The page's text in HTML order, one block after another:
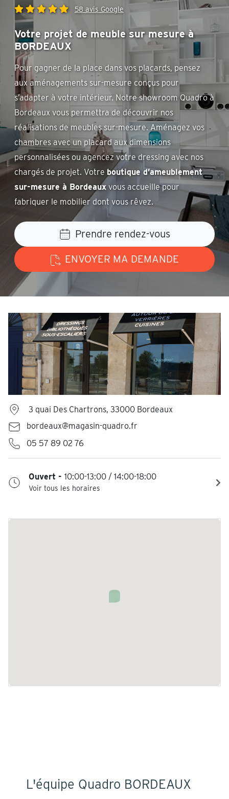
58 avis Google
Votre projet de meuble sur mesure à
BORDEAUX
Pour gagner de la place dans vos placards, pensez
aux aménagements sur-mesure conçus pour
s’adapter à votre intérieur. Notre showroom Quadro à
Bordeaux vous permettra de découvrir nos
réalisations de meubles sur-mesure. Aménagez vos
chambres avec un placard aux dimensions
personnalisées ou agencez votre dressing avec nos
chargés de projet. Votre boutique d’ameublement
sur-mesure à Bordeauxvous accueille pour
fabriquer le mobilier dont vous rêvez.
Prendre rendez-vous
ENVOYER MA DEMANDE
3 quai Des Chartrons, 33000 Bordeaux
bordeaux@magasin-quadro.fr
05 57 89 02 76
Ouvert - 10:00-13:00 / 14:00-18:00
Voir tous les horaires
L'équipe Quadro BORDEAUX